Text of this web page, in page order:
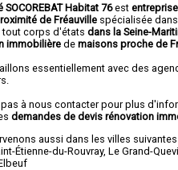
SOCOREBAT Habitat 76est
de Fréauville spécialisée
tout corps d'états dans la Seine-
immobilière demaisons proche de
essentiellement avec des
à nous contacter pour plus
demandes de devis rénovation
aussi dans les villes
Étienne-du-Rouvray,Le Grand-